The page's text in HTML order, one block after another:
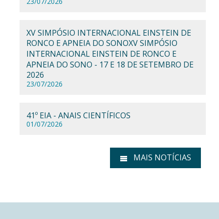
XV SIMPÓSIO INTERNACIONAL EINSTEIN DE
RONCO E APNEIA DO SONOXV SIMPÓSIO
INTERNACIONAL EINSTEIN DE RONCO E
APNEIA DO SONO - 17 E 18 DE SETEMBRO DE
2026
23/07/2026
41º EIA - ANAIS CIENTÍFICOS
01/07/2026
MAIS NOTÍCIAS